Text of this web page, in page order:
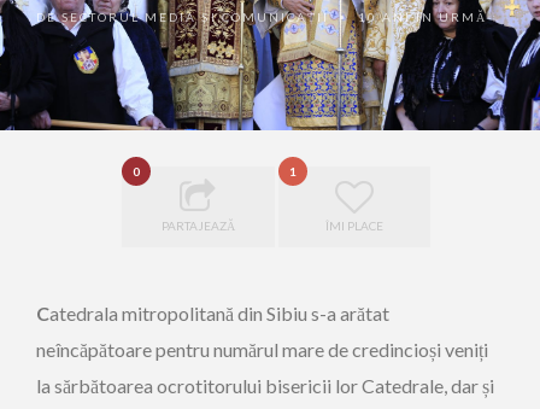
DESECTORUL MEDIA ȘI COMUNICAȚII •10 ANI ÎN URMĂ
0
PARTAJEAZĂ
1
ÎMI PLACE
Catedrala mitropolitană din Sibiu s-a arătat
neîncăpătoare pentru numărul mare de credincioși veniți
la sărbătoarea ocrotitorului bisericii lor Catedrale, dar și